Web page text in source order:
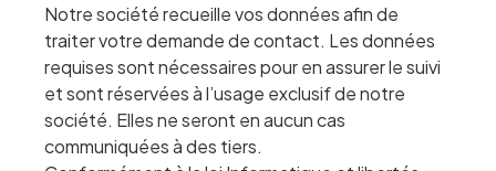
Notre société recueille vos données afin de
traiter votre demande de contact. Les données
requises sont nécessaires pour en assurer le suivi
et sont réservées à l’usage exclusif de notre
société. Elles ne seront en aucun cas
communiquées à des tiers.